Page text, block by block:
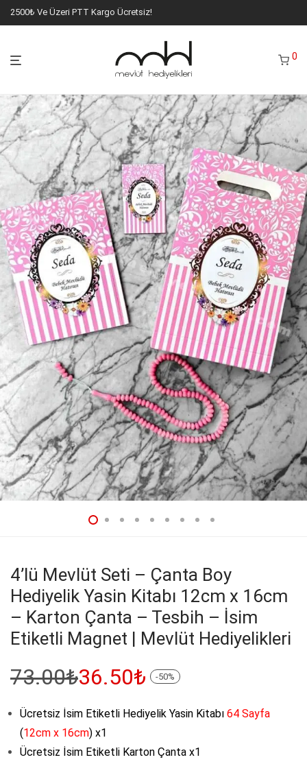
2500₺ Ve Üzeri PTT Kargo Ücretsiz!
0
4’lü Mevlüt Seti – Çanta Boy
Hediyelik Yasin Kitabı 12cm x 16cm
– Karton Çanta – Tesbih – İsim
Etiketli Magnet | Mevlüt Hediyelikleri
73.00₺
Orijinal
36.50₺
Şu
36.50₺.
-50%
Ücretsiz İsim Etiketli Hediyelik Yasin Kitabı 64 Sayfa
(12cm x 16cm) x1
Ücretsiz İsim Etiketli Karton Çanta x1